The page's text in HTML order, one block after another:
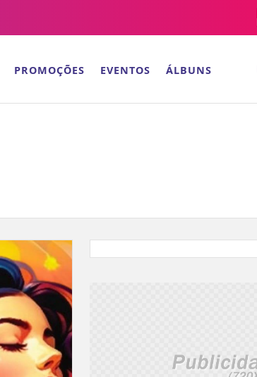
PROMOÇÕES EVENTOS ÁLBUNS